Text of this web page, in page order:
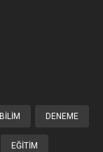
BILIM DENEME
EĞITIM